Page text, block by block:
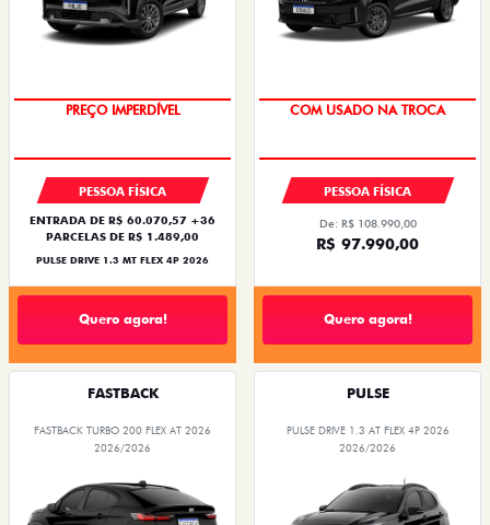
PREÇO IMPERDÍVEL
PESSOA FÍSICA
ENTRADA DE R$ 60.070,57 +36
PARCELAS DE R$ 1.489,00
PULSE DRIVE 1.3 MT FLEX 4P 2026
Quero agora!
COM USADO NA TROCA
PESSOA FÍSICA
De: R$ 108.990,00
R$ 97.990,00
Quero agora!
FASTBACK
FASTBACK TURBO 200 FLEX AT 2026
2026/2026
PULSE
PULSE DRIVE 1.3 AT FLEX 4P 2026
2026/2026